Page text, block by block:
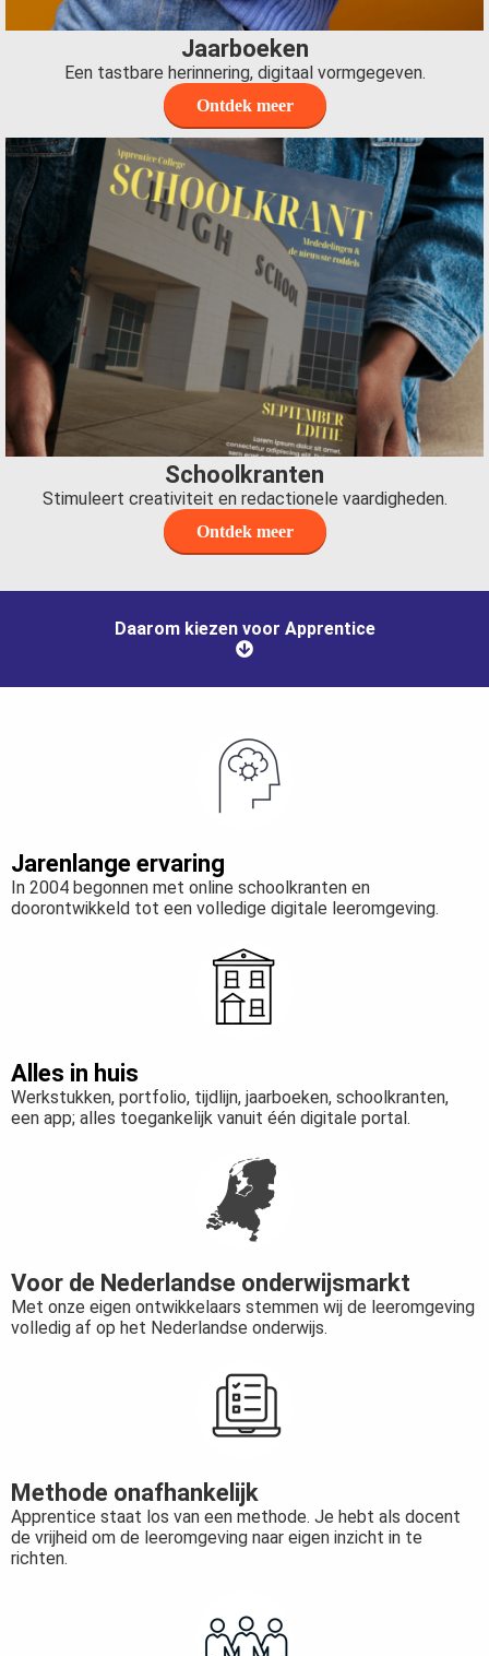
Jaarboeken
Een tastbare herinnering, digitaal vormgegeven.
Ontdek meer
Schoolkranten
Stimuleert creativiteit en redactionele vaardigheden.
Ontdek meer
Daarom kiezen voor Apprentice
Jarenlange ervaring
In 2004 begonnen met online schoolkranten en
doorontwikkeld tot een volledige digitale leeromgeving.
Alles in huis
Werkstukken, portfolio, tijdlijn, jaarboeken, schoolkranten,
een app; alles toegankelijk vanuit één digitale portal.
Voor de Nederlandse onderwijsmarkt
Met onze eigen ontwikkelaars stemmen wij de leeromgeving
volledig af op het Nederlandse onderwijs.
Methode onafhankelijk
Apprentice staat los van een methode. Je hebt als docent
de vrijheid om de leeromgeving naar eigen inzicht in te
richten.